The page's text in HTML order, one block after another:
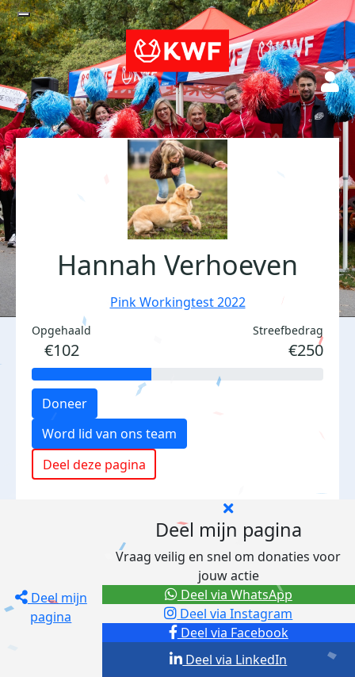
Hannah Verhoeven
Pink Workingtest 2022
Opgehaald
€102
Streefbedrag
€250
Doneer
Word lid van ons team
Deel deze pagina
Deel mijn
pagina
Deel mijn pagina
Vraag veilig en snel om donaties voor
jouw actie
Deel via Facebook
Deel via Instagram
Deel via LinkedIn
Deel via WhatsApp